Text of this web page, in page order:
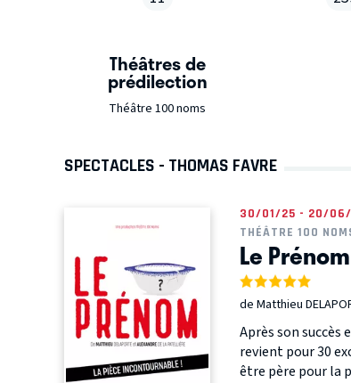
Théâtres de
prédilection
Théâtre 100 noms
SPECTACLES - THOMAS FAVRE
30/01/25 - 20/
THÉÂTRE 100
Le Prénom
de Matthieu
Après son succès
revient pour 30
être père pour la